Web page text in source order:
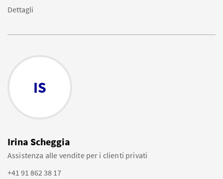
Dettagli
IS
Irina Scheggia
Assistenza alle vendite per i clienti privati
+41 91 862 38 17